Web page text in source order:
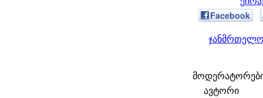
Facebook
მოდერატორები:
ავტორი